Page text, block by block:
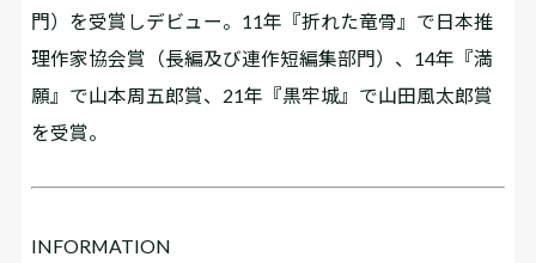
門）を受賞しデビュー。11年『折れた竜骨』で日本推
理作家協会賞（長編及び連作短編集部門）、14年『満
願』で山本周五郎賞、21年『黒牢城』で山田風太郎賞
を受賞。
INFORMATION